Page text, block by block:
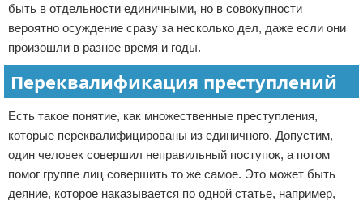
быть в отдельности единичными, но в совокупности
вероятно осуждение сразу за несколько дел, даже если они
произошли в разное время и годы.
Переквалификация преступлений
Есть такое понятие, как множественные преступления,
которые переквалифицированы из единичного. Допустим,
один человек совершил неправильный поступок, а потом
помог группе лиц совершить то же самое. Это может быть
деяние, которое наказывается по одной статье, например,